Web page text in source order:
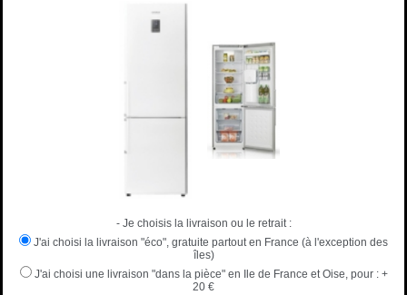
- Je choisis la livraison ou le retrait :
J'ai choisi la livraison "éco", gratuite partout en France (à l'exception des
îles)
J'ai choisi une livraison "dans la pièce" en Ile de France et Oise, pour :+
20 €